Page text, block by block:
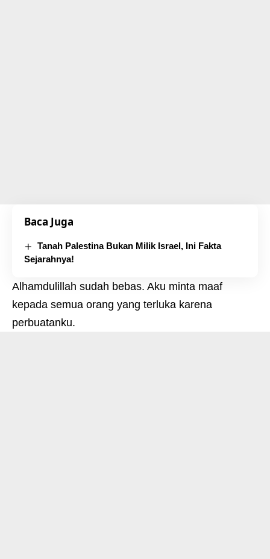
Baca Juga
Tanah Palestina Bukan Milik Israel, Ini Fakta
Sejarahnya!
Alhamdulillah sudah bebas. Aku minta maaf
kepada semua orang yang terluka karena
perbuatanku.